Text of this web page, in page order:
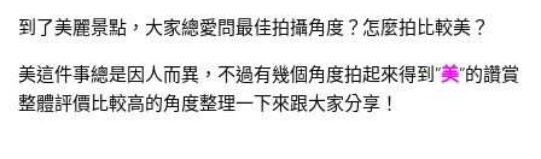
到了美麗景點，大家總愛問最佳拍攝角度？怎麼拍比較美？
美這件事總是因人而異，不過有幾個角度拍起來得到”美”的讚賞
整體評價比較高的角度整理一下來跟大家分享！